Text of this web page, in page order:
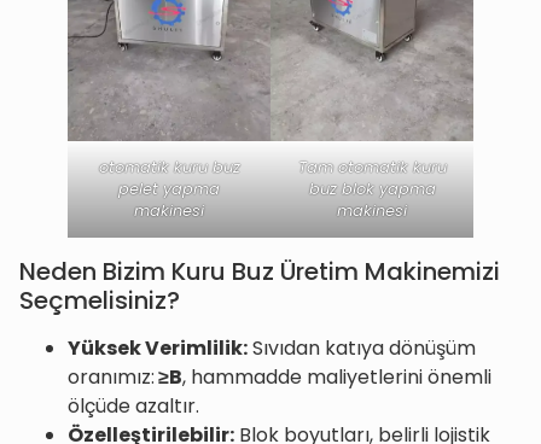
otomatik kuru buz
pelet yapma
makinesi
Tam otomatik kuru
buz blok yapma
makinesi
Neden Bizim Kuru Buz Üretim Makinemizi
Seçmelisiniz?
Yüksek Verimlilik:Sıvıdan katıya dönüşüm
oranımız:≥B, hammadde maliyetlerini önemli
ölçüde azaltır.
Özelleştirilebilir: Blok boyutları, belirli lojistik